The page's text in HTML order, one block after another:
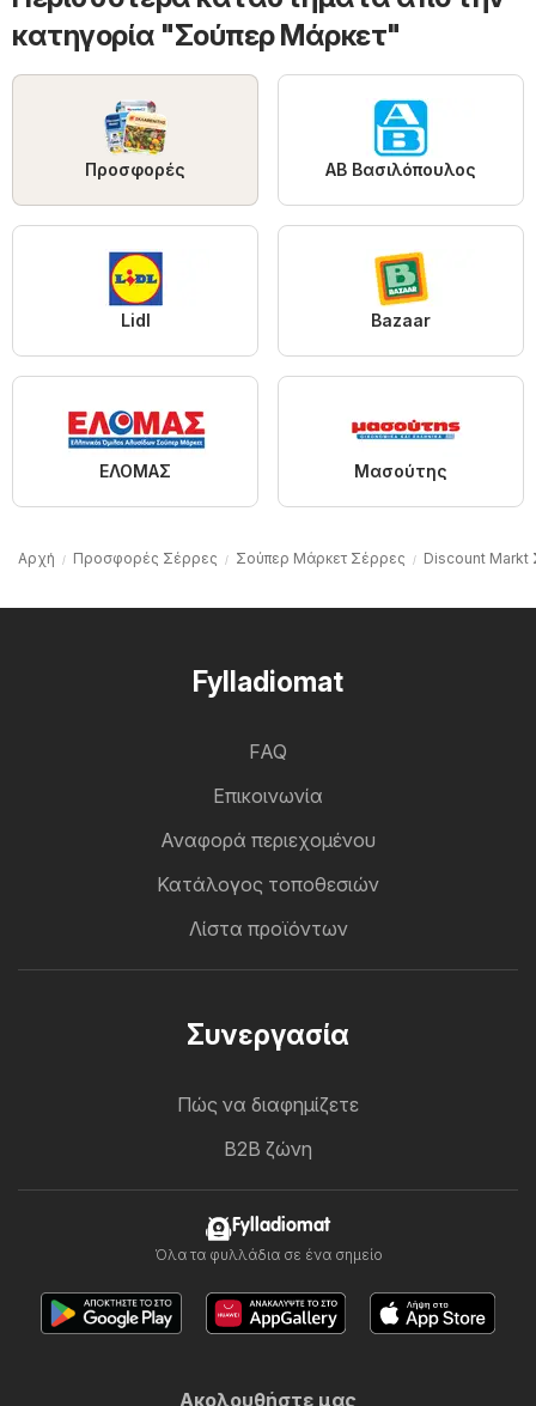
κατηγορία "Σούπερ Μάρκετ"
Προσφορές ΑΒ Βασιλόπουλος
Lidl Bazaar
ΕΛΟΜΑΣ Μασούτης
Αρχή Προσφορές Σέρρες Σούπερ Μάρκετ Σέρρες Discount Markt
Fylladiomat
FAQ
Επικοινωνία
Αναφορά περιεχομένου
Κατάλογος τοποθεσιών
Λίστα προϊόντων
Συνεργασία
Πώς να διαφημίζετε
B2B ζώνη
Fylladiomat
Όλα τα φυλλάδια σε ένα σημείο
Ακολουθήστε μας